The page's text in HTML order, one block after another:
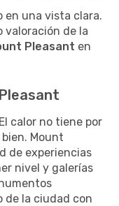
en una vista clara.
valoración de la
Pleasant en
calor no tiene por
Mount
de experiencias
nivel y galerías
de la ciudad con